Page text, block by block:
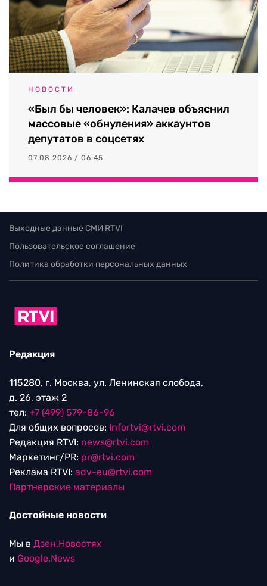
НОВОСТИ
«Был бы человек»: Калачев объяснил
массовые «обнуления» аккаунтов
депутатов в соцсетях
07.08.2026 / 06:45
Выходные данные СМИ RTVI
Пользовательское соглашение
Политика обработки персональных данных
Редакция
115280, г. Москва, ул. Ленинская слобода,
д. 26, этаж 2
тел: +7 (499) 579-86-96
Для общих вопросов: Infortvi@rtvi.com
Редакция RTVI: news@rtvi.com
Маркетинг/PR: pr@rtvi.com
Реклама RTVI: adv-eu@rtvi.com
Партнерские материалы
Достойные новости
Мы в Дзен.Новостях
и Google.News